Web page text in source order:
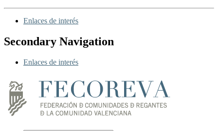
Enlaces de interés
Secondary Navigation
Enlaces de interés